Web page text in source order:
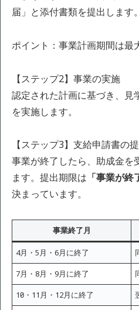
届」と添付書類を提出します。
ポイント：事業計画期間は最
【ステップ2】事業の実施
認定された計画に基づき、見
を実施します。
【ステップ3】支給申請書の
事業が終了したら、助成金を
ます。提出期限は 「事業が終
決まっています。
事業終了月
4月・5月・6月に終了
7月・8月・9月に終了
10月・11月・12月に終了